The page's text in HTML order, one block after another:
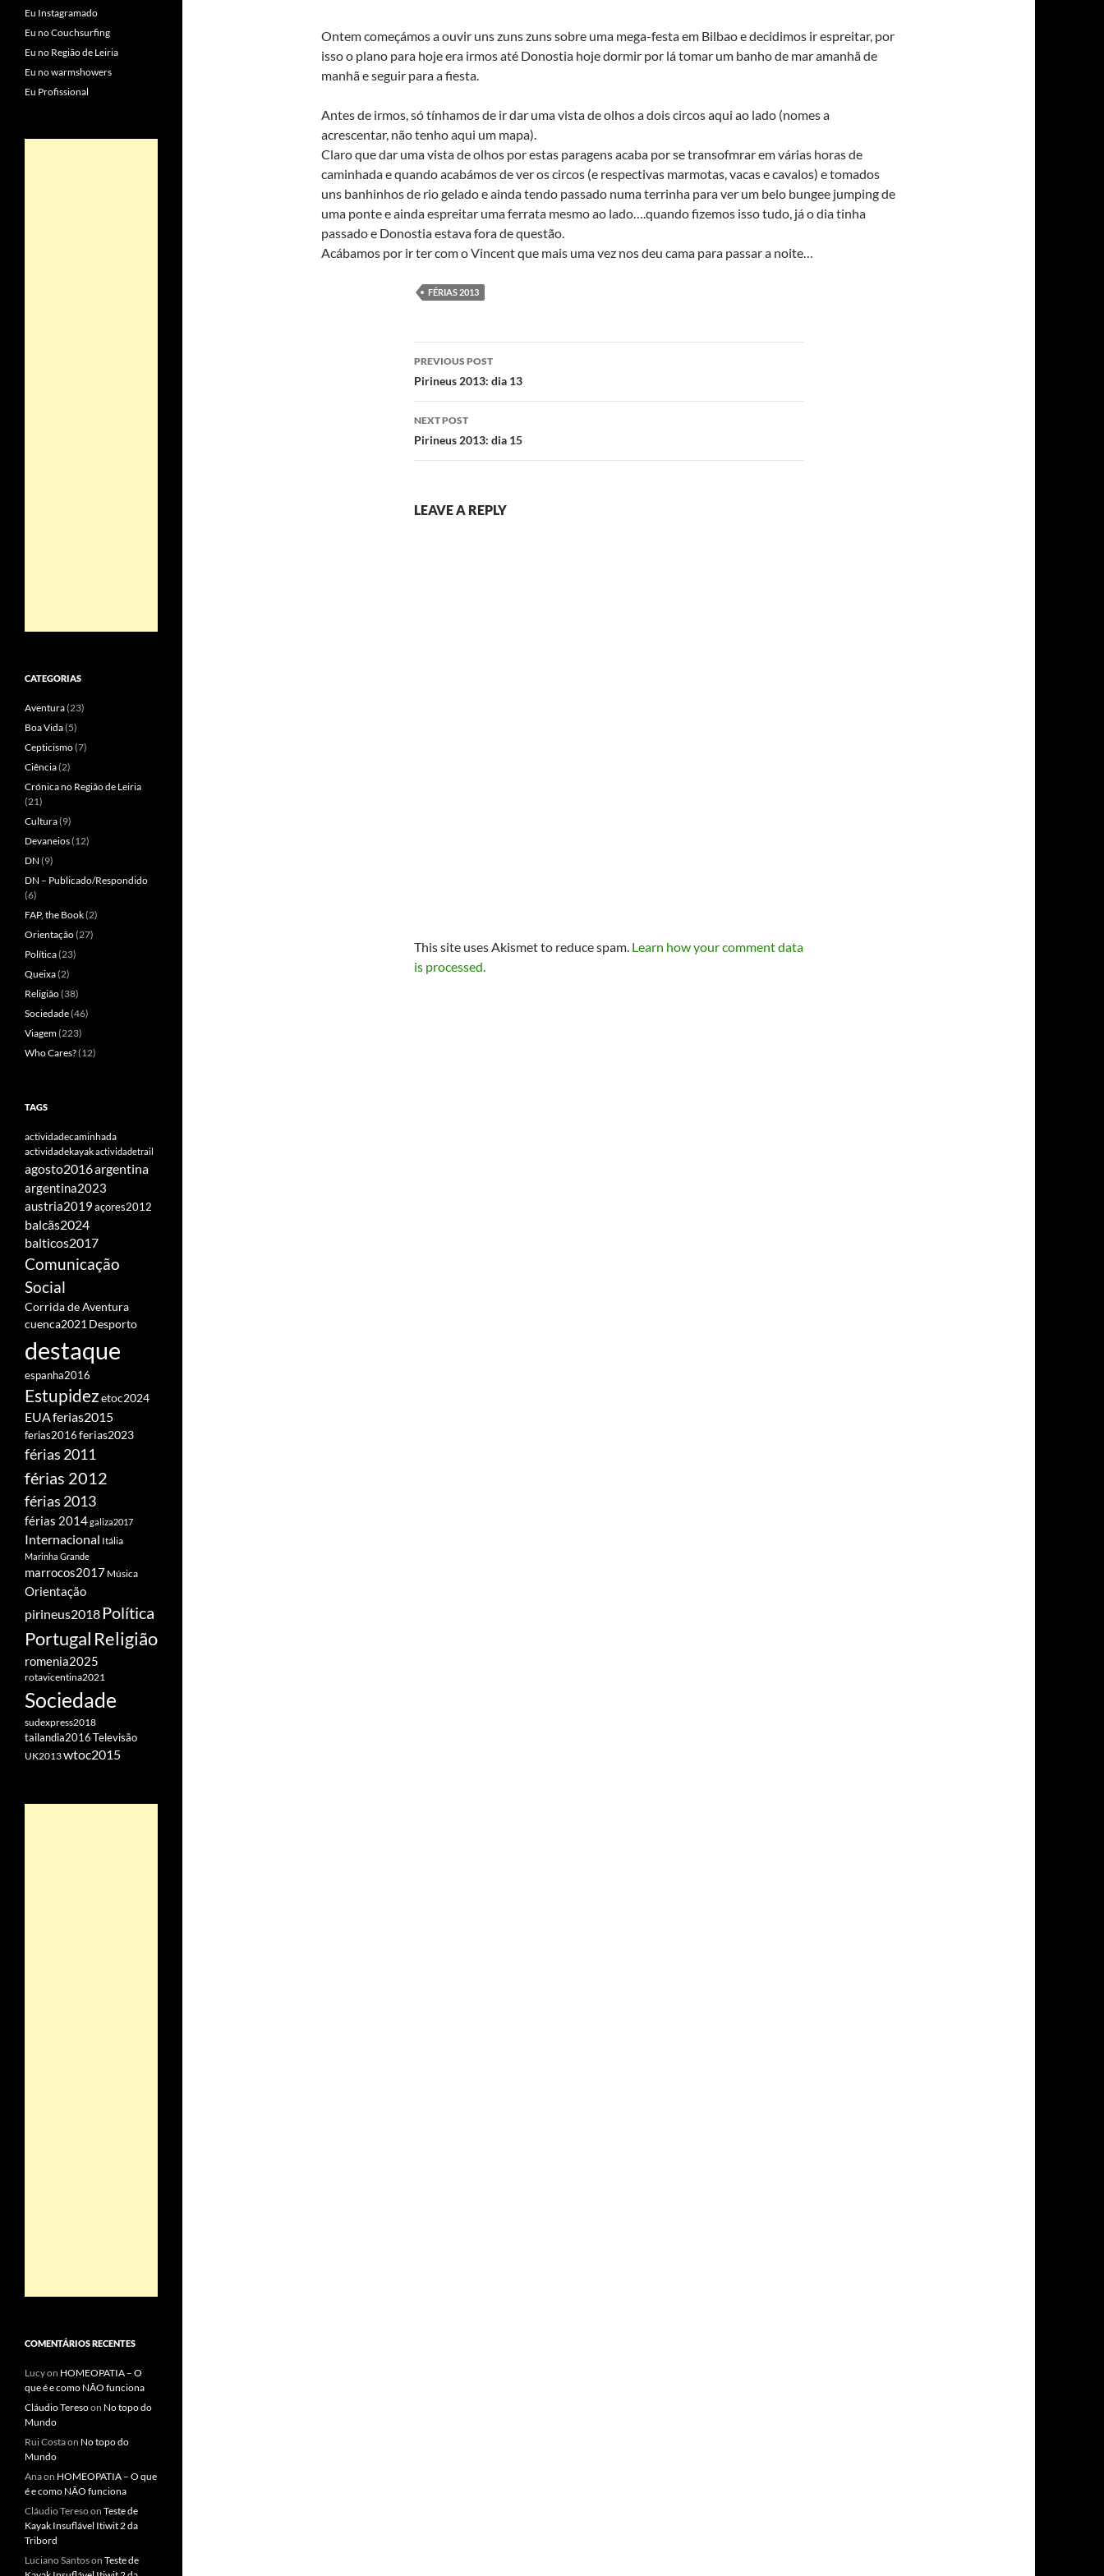
Ontem começámos a ouvir uns zuns zuns sobre uma mega-festa em Bilbao e decidimos ir espreitar, por
isso o plano para hoje era irmos até Donostia hoje dormir por lá tomar um banho de mar amanhã de
manhã e seguir para a fiesta.
Antes de irmos, só tínhamos de ir dar uma vista de olhos a dois circos aqui ao lado (nomes a
acrescentar, não tenho aqui um mapa).
Claro que dar uma vista de olhos por estas paragens acaba por se transofmrar em várias horas de
caminhada e quando acabámos de ver os circos (e respectivas marmotas, vacas e cavalos) e tomados
uns banhinhos de rio gelado e ainda tendo passado numa terrinha para ver um belo bungee jumping de
uma ponte e ainda espreitar uma ferrata mesmo ao lado….quando fizemos isso tudo, já o dia tinha
passado e Donostia estava fora de questão.
Acábamos por ir ter com o Vincent que mais uma vez nos deu cama para passar a noite…
FÉRIAS 2013
Post
navigation
PREVIOUS POST
Pirineus 2013: dia 13
NEXT POST
Pirineus 2013: dia 15
LEAVE A REPLY
This site uses Akismet to reduce spam. Learn how your comment data
is processed.
Eu Instagramado
Eu no Couchsurfing
Eu no Região de Leiria
Eu no warmshowers
Eu Profissional
CATEGORIAS
Aventura(23)
Boa Vida(5)
Cepticismo(7)
Ciência(2)
Crónica no Região de Leiria
(21)
Cultura(9)
Devaneios(12)
DN (9)
DN – Publicado/Respondido
(6)
FAP, the Book(2)
Orientação(27)
Política(23)
Queixa(2)
Religião(38)
Sociedade(46)
Viagem(223)
Who Cares?(12)
TAGS
actividadecaminhada
actividadekayakactividadetrail
agosto2016argentina
argentina2023
austria2019açores2012
balcãs2024
balticos2017
Comunicação
Social
Corrida de Aventura
cuenca2021 Desporto
destaque
espanha2016
Estupidezetoc2024
EUAferias2015
ferias2016ferias2023
férias 2011
férias 2012
férias 2013
férias 2014galiza2017
Internacional Itália
Marinha Grande
marrocos2017 Música
Orientação
pirineus2018 Política
Portugal Religião
romenia2025
rotavicentina2021
Sociedade
sudexpress2018
tailandia2016Televisão
UK2013wtoc2015
COMENTÁRIOS RECENTES
Lucyon HOMEOPATIA – O
que é e como NÃO funciona
Cláudio Teresoon No topo do
Mundo
Rui Costaon No topo do
Mundo
Anaon HOMEOPATIA – O que
é e como NÃO funciona
Cláudio Teresoon Teste de
Kayak Insuflável Itiwit 2 da
Tribord
Luciano Santoson Teste de